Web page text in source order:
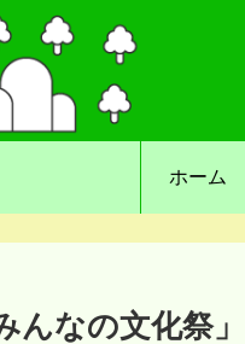
ホーム
んなの文化祭